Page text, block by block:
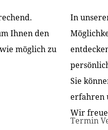
& REFERENZEN
Ihnen den
möglich zu
In
Sie
erfahren
Wir
Termin